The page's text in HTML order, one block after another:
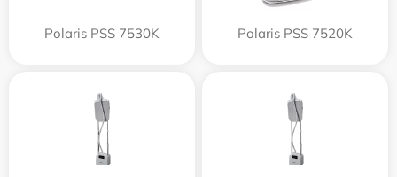
Polaris PSS 7530K Polaris PSS 7520K